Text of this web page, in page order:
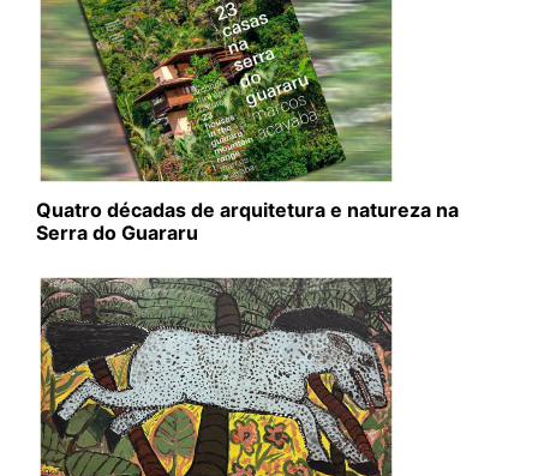
Quatro décadas de arquitetura e natureza na
Serra do Guararu